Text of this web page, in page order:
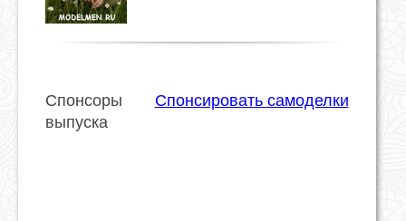
Спонсировать самоделки
Спонсоры
выпуска